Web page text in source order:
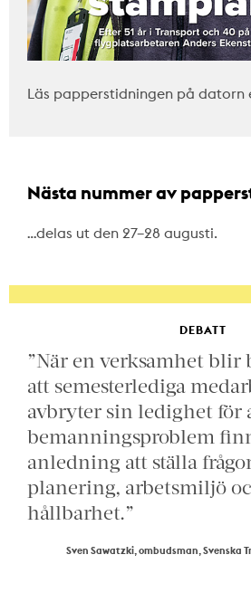
Läs papperstidningen på datorn
Nästa nummer av
…delas ut den 27–28 augusti.
DEBATT
”När en verksamhet blir
att semesterlediga
avbryter sin ledighet för
bemanningsproblem
anledning att ställa
planering, arbetsmiljö
hållbarhet.”
Sven Sawatzki, ombudsman,